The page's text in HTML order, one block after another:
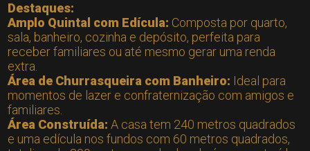
Destaques:
Amplo Quintal com Edícula: Composta por quarto,
sala, banheiro, cozinha e depósito, perfeita para
receber familiares ou até mesmo gerar uma renda
extra.
Área de Churrasqueira com Banheiro: Ideal para
momentos de lazer e confraternização com amigos e
familiares.
Área Construída: A casa tem 240 metros quadrados
e uma edícula nos fundos com 60 metros quadrados,